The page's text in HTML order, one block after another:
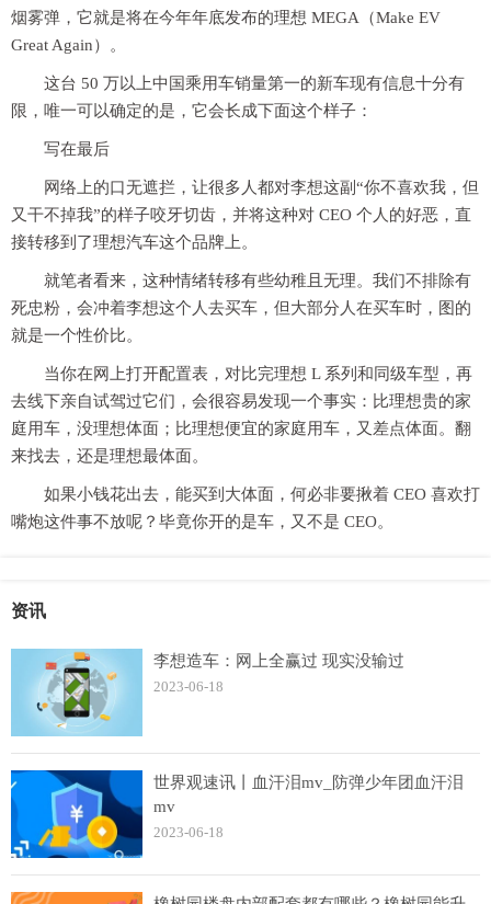
烟雾弹，它就是将在今年年底发布的理想 MEGA（Make EV
Great Again）。
这台 50 万以上中国乘用车销量第一的新车现有信息十分有
限，唯一可以确定的是，它会长成下面这个样子：
写在最后
网络上的口无遮拦，让很多人都对李想这副“你不喜欢我，但
又干不掉我”的样子咬牙切齿，并将这种对 CEO 个人的好恶，直
接转移到了理想汽车这个品牌上。
就笔者看来，这种情绪转移有些幼稚且无理。我们不排除有
死忠粉，会冲着李想这个人去买车，但大部分人在买车时，图的
就是一个性价比。
当你在网上打开配置表，对比完理想 L 系列和同级车型，再
去线下亲自试驾过它们，会很容易发现一个事实：比理想贵的家
庭用车，没理想体面；比理想便宜的家庭用车，又差点体面。翻
来找去，还是理想最体面。
如果小钱花出去，能买到大体面，何必非要揪着 CEO 喜欢打
嘴炮这件事不放呢？毕竟你开的是车，又不是 CEO。
资讯
李想造车：网上全赢过 现实没输过
2023-06-18
世界观速讯丨血汗泪mv_防弹少年团血汗泪
mv
2023-06-18